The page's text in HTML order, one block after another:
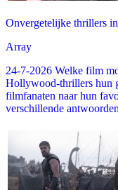
Onvergetelijke thrillers
Array
24-7-2026 Welke film
Hollywood-thrillers hun
filmfanaten naar hun
verschillende